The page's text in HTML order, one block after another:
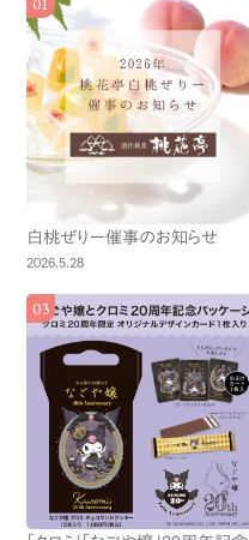
白桃ぜりー催事のお知らせ
2026.5.28